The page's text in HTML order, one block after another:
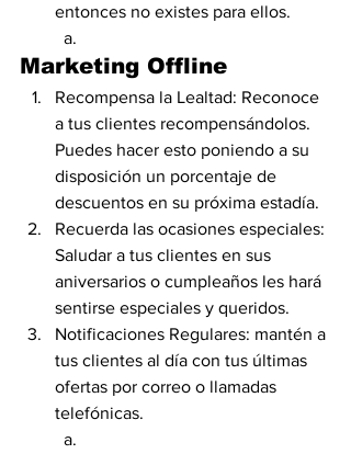
entonces no existes para ellos.
Marketing Offline
Recompensa la Lealtad: Reconoce
a tus clientes recompensándolos.
Puedes hacer esto poniendo a su
disposición un porcentaje de
descuentos en su próxima estadía.
Recuerda las ocasiones especiales:
Saludar a tus clientes en sus
aniversarios o cumpleaños les hará
sentirse especiales y queridos.
Notificaciones Regulares: mantén a
tus clientes al día con tus últimas
ofertas por correo o llamadas
telefónicas.